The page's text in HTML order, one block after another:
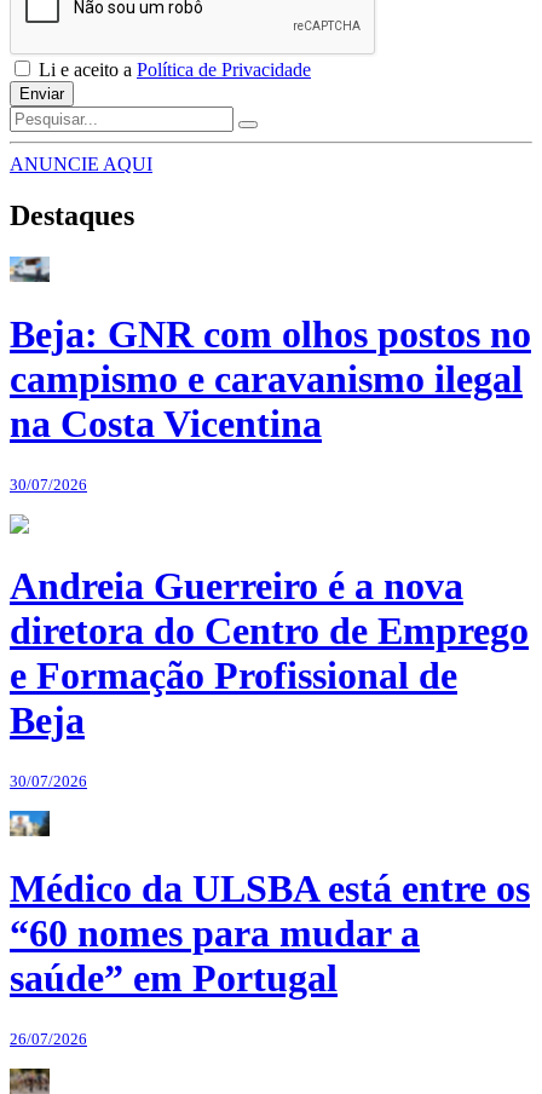
Li e aceito a Política de Privacidade
Enviar
ANUNCIE AQUI
Destaques
Beja: GNR com olhos postos no
campismo e caravanismo ilegal
na Costa Vicentina
30/07/2026
Andreia Guerreiro é a nova
diretora do Centro de Emprego
e Formação Profissional de
Beja
30/07/2026
Médico da ULSBA está entre os
“60 nomes para mudar a
saúde” em Portugal
26/07/2026